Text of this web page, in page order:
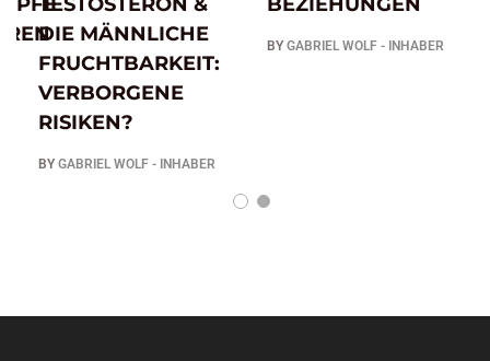
DIE MÄNNLICHE
FRUCHTBARKEIT:
VERBORGENE
RISIKEN?
BY GABRIEL WOLF - INHABER
BY GABRIEL WOLF - INHABER